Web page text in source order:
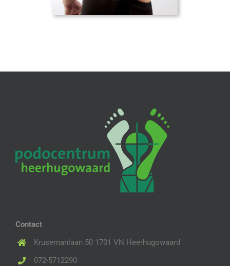
Contact
Krusemanlaan 50 1701 VN Heerhugowaard
072-5712290